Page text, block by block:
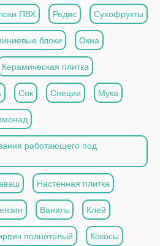
ПВХ Редис Сухофрукты
блоки Окна
Керамическая плитка
Сок Специи Мука
работающего под
Настенная плитка
Ваниль Клей
полнотелый Кокосы